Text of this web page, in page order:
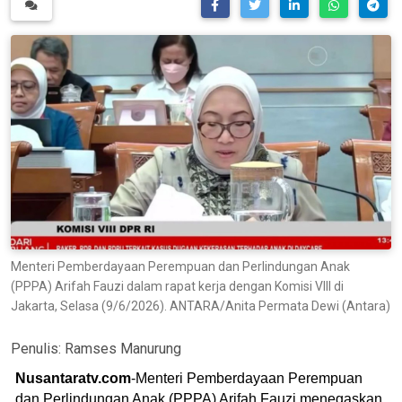
Menteri Pemberdayaan Perempuan dan Perlindungan Anak
(PPPA) Arifah Fauzi dalam rapat kerja dengan Komisi VIII di
Jakarta, Selasa (9/6/2026). ANTARA/Anita Permata Dewi (Antara)
Penulis: Ramses Manurung
Nusantaratv.com-Menteri Pemberdayaan Perempuan
dan Perlindungan Anak (PPPA) Arifah Fauzi menegaskan